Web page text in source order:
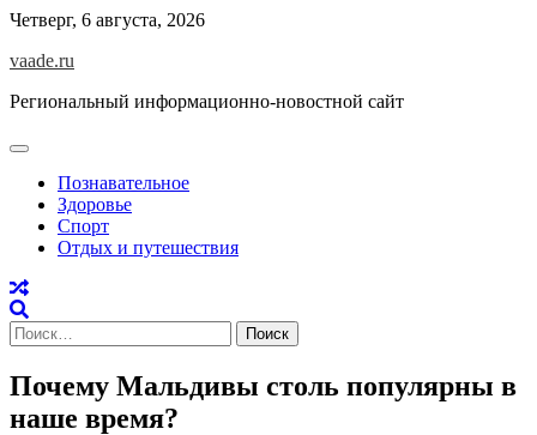
Skip
content
Четверг, 6 августа, 2026
vaade.ru
Региональный информационно-новостной сайт
Познавательное
Здоровье
Спорт
Отдых и путешествия
Найти:
Почему Мальдивы столь популярны в
наше время?